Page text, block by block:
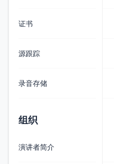
证书
源跟踪
录音存储
组织
演讲者简介